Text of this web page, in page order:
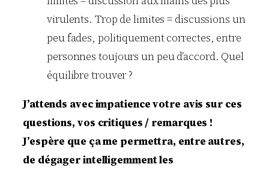
virulents. Trop de limites = discussions un
peu fades, politiquement correctes, entre
personnes toujours un peu d’accord. Quel
équilibre trouver ?
J’attends avec impatience votre avis sur ces
questions, vos critiques / remarques !
J’espère que ça me permettra, entre autres,
de dégager intelligemment les